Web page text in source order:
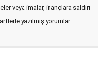
veya imalar, inançlara saldırı
yazılmış yorumlar